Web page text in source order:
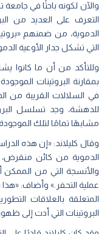
والآن لكونه باحثًا في
التعرف على العديد من
الدموية، من ضمنهم
التي تشكل جدار الأوعية
وللتأكد من أن ما كانوا
بمقارنة البروتينات
في السلالات القريبة من
للدهشة، وجد تسلسل
مشابهًا تمامًا لتلك
وقال كليلاند: «إن هذه
الدموية من كائن منقرض،
والأنسجة التي من الممكن
عملية التحفر.» وأضاف:
المتعلقة بالعلاقات
البروتينات التي أدت إلى